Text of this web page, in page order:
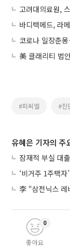
#피씨엘 #진
유혜은 기자의 주
잠재적 부실 대
좋아요
0